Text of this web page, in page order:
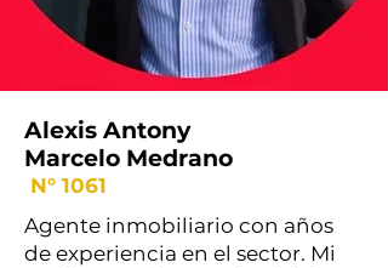
Alexis Antony
Marcelo Medrano
N° 1061
Agente inmobiliario con años
de experiencia en el sector. Mi